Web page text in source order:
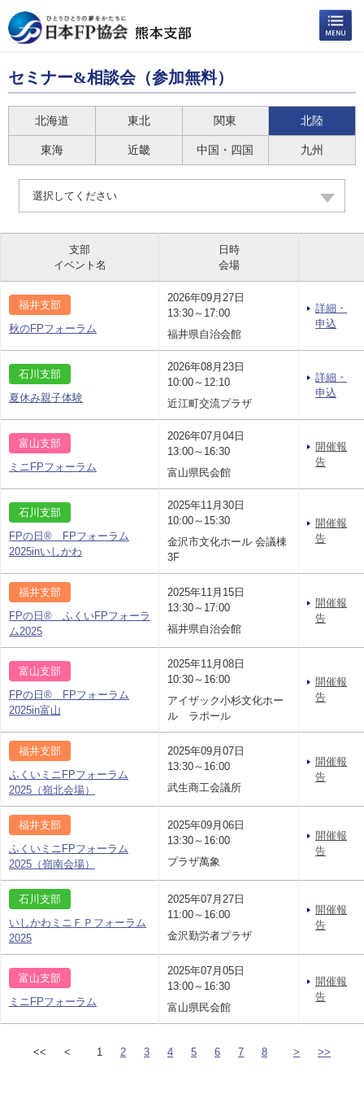
セミナー&相談会（参加無料）
北海道 東北 関東 北陸
東海 近畿 中国・四国 九州
選択してください
支部
イベント名
日時
会場
福井支部
秋のFPフォーラム
2026年09月27日
13:30～17:00
福井県自治会館
詳細・
申込
石川支部
夏休み親子体験
2026年08月23日
10:00～12:10
近江町交流プラザ
詳細・
申込
富山支部
ミニFPフォーラム
2026年07月04日
13:00～16:30
富山県民会館
開催報
告
石川支部
FPの日® FPフォーラム
2025inいしかわ
2025年11月30日
10:00～15:30
金沢市文化ホール 会議棟
3F
開催報
告
福井支部
FPの日® ふくいFPフォーラ
ム2025
2025年11月15日
13:30～17:00
福井県自治会館
開催報
告
富山支部
FPの日® FPフォーラム
2025in富山
2025年11月08日
10:30～16:00
アイザック小杉文化ホー
ル ラポール
開催報
告
福井支部
ふくいミニFPフォーラム
2025（嶺北会場）
2025年09月07日
13:30～16:00
武生商工会議所
開催報
告
福井支部
ふくいミニFPフォーラム
2025（嶺南会場）
2025年09月06日
13:30～16:00
プラザ萬象
開催報
告
石川支部
いしかわミニＦＰフォーラム
2025
2025年07月27日
11:00～16:00
金沢勤労者プラザ
開催報
告
富山支部
ミニFPフォーラム
2025年07月05日
13:00～16:30
富山県民会館
開催報
告
<< < 1 2 3 4 5 6 7 8 > >>